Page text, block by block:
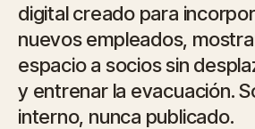
digital creado para
nuevos empleados,
espacio a socios sin
y entrenar la evacuación.
interno, nunca publicado.